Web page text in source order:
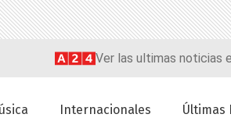
Ver las ultimas noticias
Internacionales Últimas